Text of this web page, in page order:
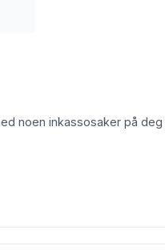
noen inkassosaker på deg